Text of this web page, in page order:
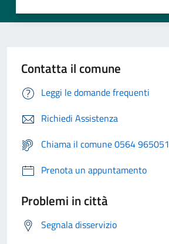
Contatta il comune
Leggi le domande frequenti
Richiedi Assistenza
Chiama il comune 0564 965051
Prenota un appuntamento
Problemi in città
Segnala disservizio